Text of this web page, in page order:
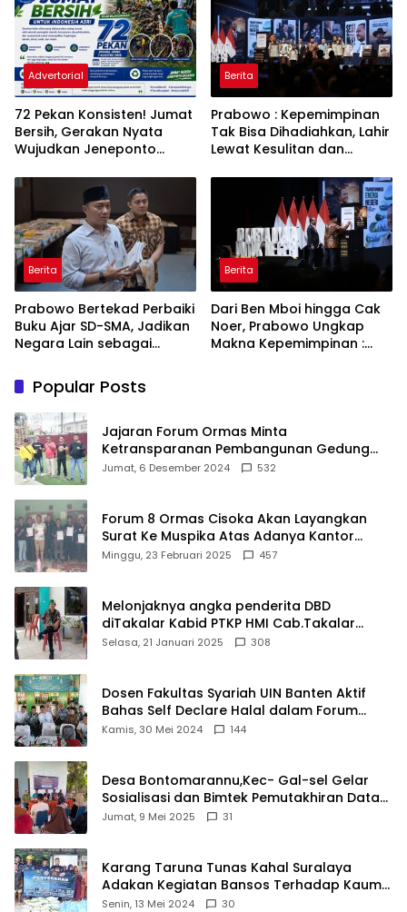
Advertorial
72 Pekan Konsisten! Jumat
Bersih, Gerakan Nyata
Wujudkan Jeneponto
ASRI
Berita
Prabowo : Kepemimpinan
Tak Bisa Dihadiahkan, Lahir
Lewat Kesulitan dan
Berita
Prabowo Bertekad Perbaiki
Buku Ajar SD-SMA, Jadikan
Negara Lain sebagai
Berita
Dari Ben Mboi hingga Cak
Noer, Prabowo Ungkap
Makna Kepemimpinan :
Popular Posts
Jajaran Forum Ormas Minta
Ketransparanan Pembangunan Gedung
Damkar Di Kecamatan Cisoka
Jumat, 6 Desember 2024 532
Forum 8 Ormas Cisoka Akan Layangkan
Surat Ke Muspika Atas Adanya Kantor
Matel di Cisoka
Minggu, 23 Februari 2025 457
Melonjaknya angka penderita DBD
diTakalar Kabid PTKP HMI Cab.Takalar
angkat bicara
Selasa, 21 Januari 2025 308
Dosen Fakultas Syariah UIN Banten Aktif
Bahas Self Declare Halal dalam Forum
Ijtima Ulama MUI
Kamis, 30 Mei 2024 144
Desa Bontomarannu,Kec- Gal-sel Gelar
Sosialisasi dan Bimtek Pemutakhiran Data
ID
Jumat, 9 Mei 2025 31
Karang Taruna Tunas Kahal Suralaya
Adakan Kegiatan Bansos Terhadap Kaum
Dhuafa dan Anak Yatim-Piatu
Senin, 13 Mei 2024 30